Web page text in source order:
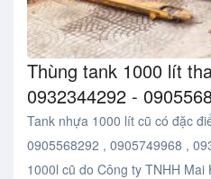
Thùng tank 1000 lít
0932344292 -
Tank nhựa 1000 lít cũ có đặc
0905568292 , 0905749968 ,
1000l cũ do Công ty TNHH